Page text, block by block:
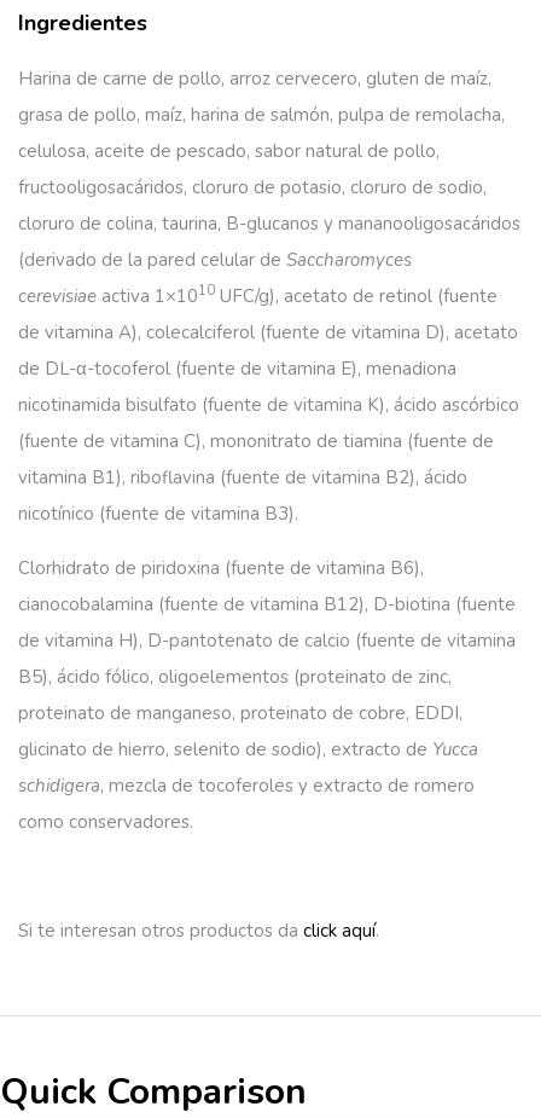
Ingredientes
Harina de carne de pollo, arroz cervecero, gluten de maíz,
grasa de pollo, maíz, harina de salmón, pulpa de remolacha,
celulosa, aceite de pescado, sabor natural de pollo,
fructooligosacáridos, cloruro de potasio, cloruro de sodio,
cloruro de colina, taurina, B-glucanos y mananooligosacáridos
(derivado de la pared celular de Saccharomyces
cerevisiae activa 1×1010 UFC/g), acetato de retinol (fuente
de vitamina A), colecalciferol (fuente de vitamina D), acetato
de DL-α-tocoferol (fuente de vitamina E), menadiona
nicotinamida bisulfato (fuente de vitamina K), ácido ascórbico
(fuente de vitamina C), mononitrato de tiamina (fuente de
vitamina B1), riboflavina (fuente de vitamina B2), ácido
nicotínico (fuente de vitamina B3).
Clorhidrato de piridoxina (fuente de vitamina B6),
cianocobalamina (fuente de vitamina B12), D-biotina (fuente
de vitamina H), D-pantotenato de calcio (fuente de vitamina
B5), ácido fólico, oligoelementos (proteinato de zinc,
proteinato de manganeso, proteinato de cobre, EDDI,
glicinato de hierro, selenito de sodio), extracto de Yucca
schidigera, mezcla de tocoferoles y extracto de romero
como conservadores.
Si te interesan otros productos da click aquí.
Quick Comparison